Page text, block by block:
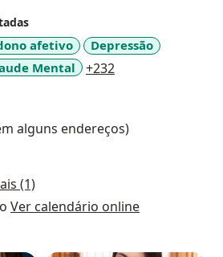
as pessoas a se fortalecerem,
e construindo caminhos para
estar e autoconhecimento.
acolhedor e humanizado,
significados, fortalecer
suas metas, sempre
de sofrimento.
afetivo
Depressão
Mental +232
alguns endereços)
(1)
Ver calendário online